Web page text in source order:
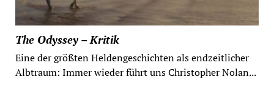
The Odyssey – Kritik
Eine der größten Heldengeschichten als endzeitlicher
Albtraum: Immer wieder führt uns Christopher Nolan...